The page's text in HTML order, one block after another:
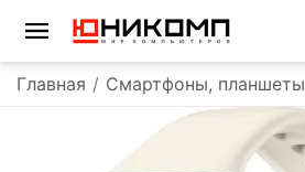
Главная / Смартфоны, планшеты